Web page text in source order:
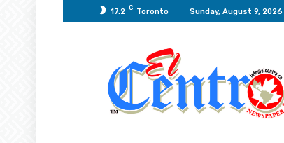
17.2 C Toronto Sunday, August 9, 2026